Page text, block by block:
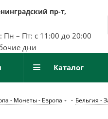
пр-т,
Пн – Пт: с 11:00 до 20:00
дни
Каталог
- Монеты - Европа - Бельгия -